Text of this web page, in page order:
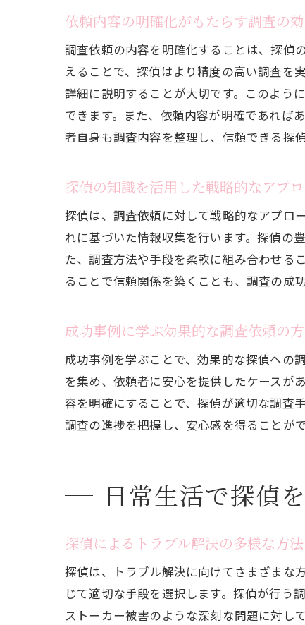
依頼内容の明確化がもたらす調査の
調査依頼の内容を明確化することは、探偵
えることで、探偵はより精度の高い調査を
詳細に説明することが大切です。このよう
できます。また、依頼内容が明確であれば
者自身も調査内容を整理し、信頼できる探
探偵の知識を活用した戦略的なアプ
探偵は、調査依頼に対して戦略的なアプロ
れに基づいた情報収集を行います。探偵の
た、調査方法や手段を柔軟に組み合わせる
ることで信頼関係を築くことも、調査の成
成功事例に学ぶ効果的な調査依頼の
成功事例を学ぶことで、効果的な探偵への
を集め、依頼者に安心を提供したケースが
容を明確にすることで、探偵が適切な調査
調査の進捗を把握し、安心感を得ることが
日常生活で探偵
探偵によるトラブル解決の多様な方法
探偵は、トラブル解決に向けてさまざまな
じて適切な手段を選択します。探偵が行う
ストーカー被害のような深刻な問題に対し